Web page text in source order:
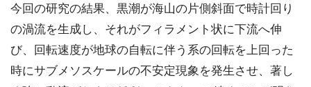
今回の研究の結果、黒潮が海山の片側斜面で時計回り
の渦流を生成し、それがフィラメント状に下流へ伸
び、回転速度が地球の自転に伴う系の回転を上回った
時にサブメソスケールの不安定現象を発生させ、著し